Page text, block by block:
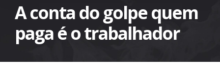
A conta do golpe quem
paga é o trabalhador